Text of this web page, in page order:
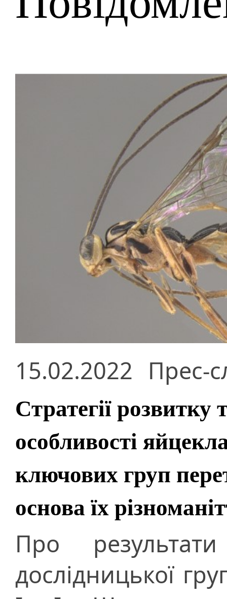
15.02.2022 Прес-
Стратегії
особливості
ключових груп
основа їх
Про
дослідницької